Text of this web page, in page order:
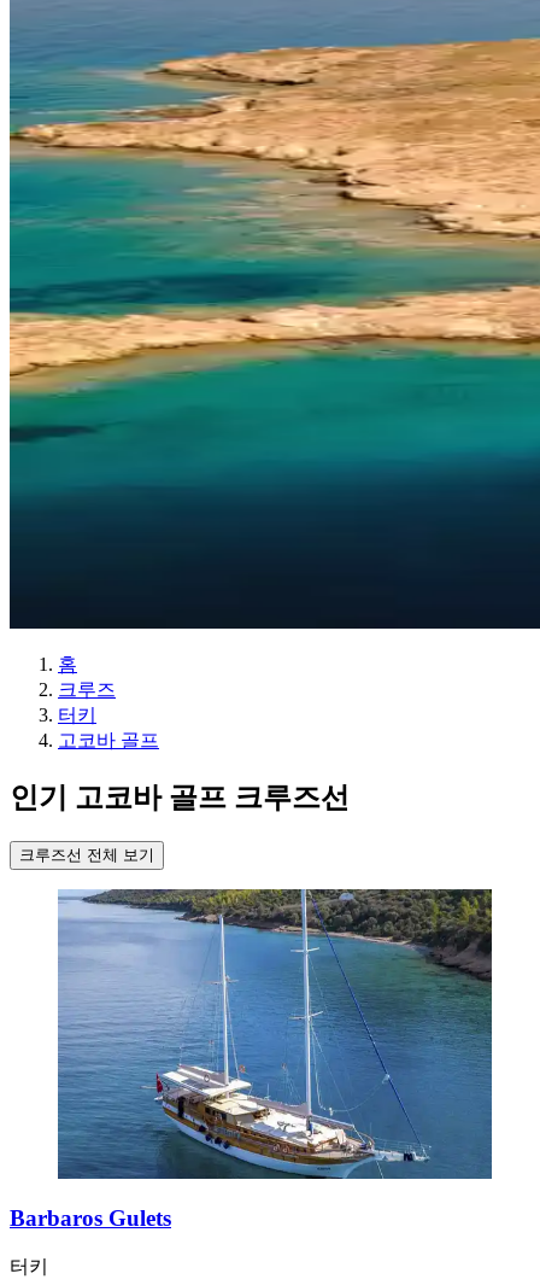
홈
크루즈
터키
고코바 골프
인기 고코바 골프 크루즈선
크루즈선 전체 보기
Barbaros Gulets
터키